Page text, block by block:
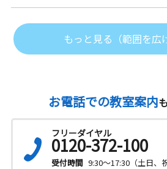
もっと見る（範囲を広
お電話での教室案内
フリーダイヤル
0120-372-100
受付時間 9:30～17:30（土日、